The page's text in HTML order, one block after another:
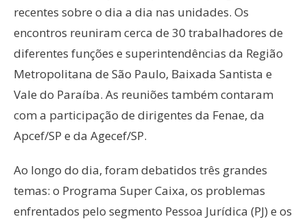
recentes sobre o dia a dia nas unidades. Os
encontros reuniram cerca de 30 trabalhadores de
diferentes funções e superintendências da Região
Metropolitana de São Paulo, Baixada Santista e
Vale do Paraíba. As reuniões também contaram
com a participação de dirigentes da Fenae, da
Apcef/SP e da Agecef/SP.
Ao longo do dia, foram debatidos três grandes
temas: o Programa Super Caixa, os problemas
enfrentados pelo segmento Pessoa Jurídica (PJ) e os